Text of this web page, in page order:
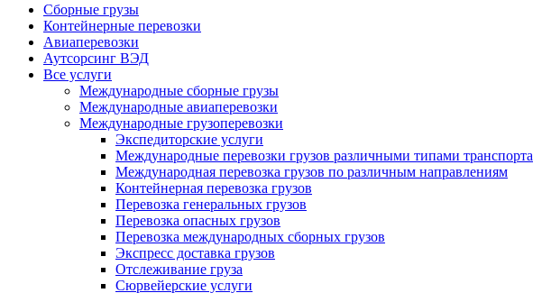
Сборные грузы
Контейнерные перевозки
Авиаперевозки
Аутсорсинг ВЭД
Все услуги
Международные сборные грузы
Международные авиаперевозки
Международные грузоперевозки
Экспедиторские услуги
Международные перевозки грузов различными типами транспорта
Международная перевозка грузов по различным направлениям
Контейнерная перевозка грузов
Перевозка генеральных грузов
Перевозка опасных грузов
Перевозка международных сборных грузов
Экспресс доставка грузов
Отслеживание груза
Сюрвейерские услуги